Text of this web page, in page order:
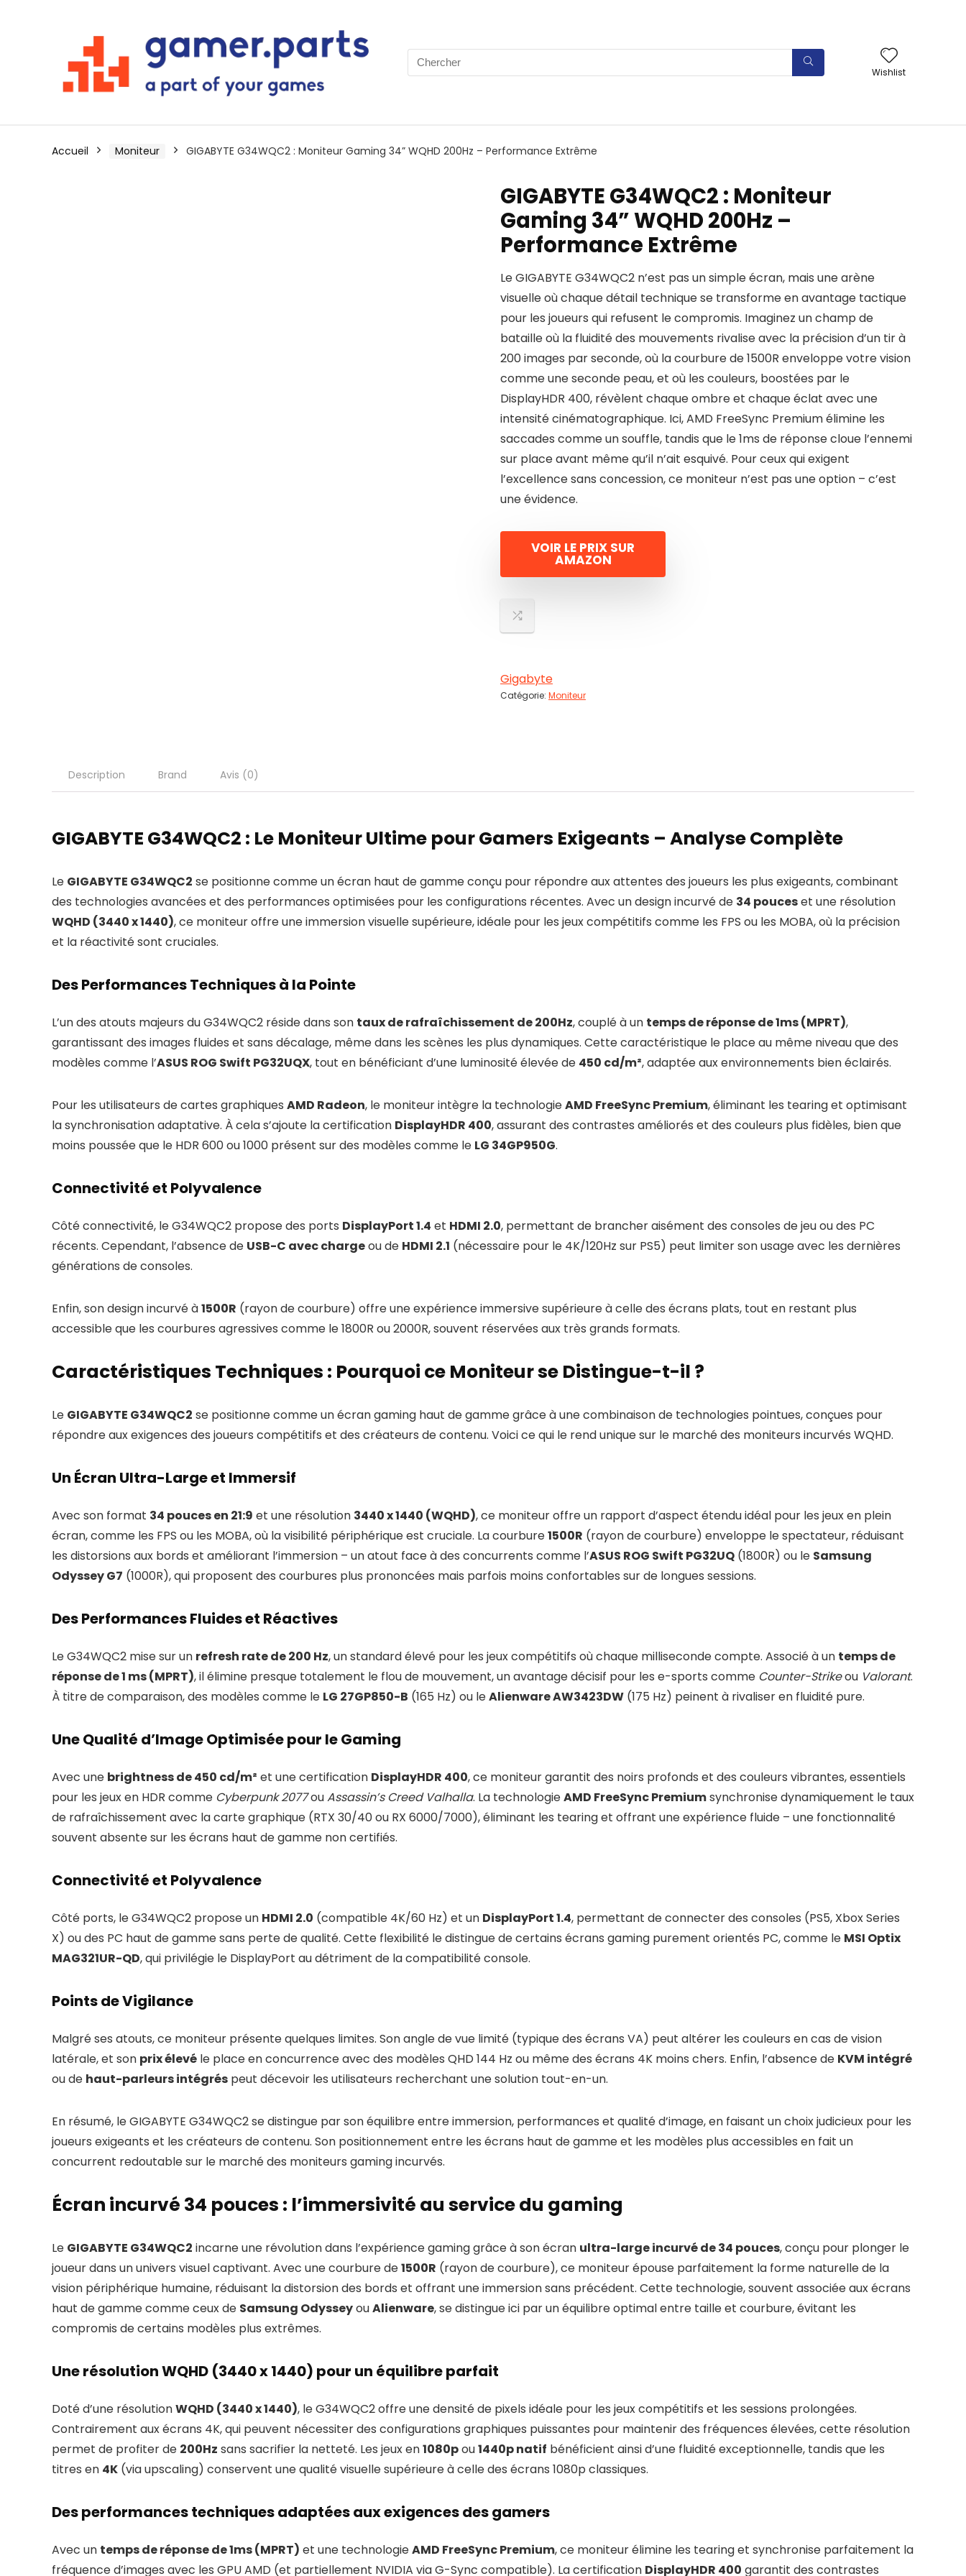
Search
for:
Wishlist
Accueil Moniteur GIGABYTE G34WQC2 : Moniteur Gaming 34” WQHD 200Hz – Performance Extrême
GIGABYTE G34WQC2 : Moniteur
Gaming 34” WQHD 200Hz –
Performance Extrême
Le GIGABYTE G34WQC2 n’est pas un simple écran, mais une arène
visuelle où chaque détail technique se transforme en avantage tactique
pour les joueurs qui refusent le compromis. Imaginez un champ de
bataille où la fluidité des mouvements rivalise avec la précision d’un tir à
200 images par seconde, où la courbure de 1500R enveloppe votre vision
comme une seconde peau, et où les couleurs, boostées par le
DisplayHDR 400, révèlent chaque ombre et chaque éclat avec une
intensité cinématographique. Ici, AMD FreeSync Premium élimine les
saccades comme un souffle, tandis que le 1ms de réponse cloue l’ennemi
sur place avant même qu’il n’ait esquivé. Pour ceux qui exigent
l’excellence sans concession, ce moniteur n’est pas une option – c’est
une évidence.
VOIR LE PRIX SUR
AMAZON
Gigabyte
Catégorie: Moniteur
Description Brand Avis (0)
GIGABYTE G34WQC2 : Le Moniteur Ultime pour Gamers Exigeants – Analyse Complète
Le GIGABYTE G34WQC2 se positionne comme un écran haut de gamme conçu pour répondre aux attentes des joueurs les plus exigeants, combinant
des technologies avancées et des performances optimisées pour les configurations récentes. Avec un design incurvé de 34 pouceset une résolution
WQHD (3440 x 1440), ce moniteur offre une immersion visuelle supérieure, idéale pour les jeux compétitifs comme les FPS ou les MOBA, où la précision
et la réactivité sont cruciales.
Des Performances Techniques à la Pointe
L’un des atouts majeurs du G34WQC2 réside dans son taux de rafraîchissement de 200Hz, couplé à un temps de réponse de 1ms (MPRT),
garantissant des images fluides et sans décalage, même dans les scènes les plus dynamiques. Cette caractéristique le place au même niveau que des
modèles comme l’ASUS ROG Swift PG32UQX, tout en bénéficiant d’une luminosité élevée de 450 cd/m², adaptée aux environnements bien éclairés.
Pour les utilisateurs de cartes graphiques AMD Radeon, le moniteur intègre la technologieAMD FreeSync Premium, éliminant les tearing et optimisant
la synchronisation adaptative. À cela s’ajoute la certification DisplayHDR 400, assurant des contrastes améliorés et des couleurs plus fidèles, bien que
moins poussée que le HDR 600 ou 1000 présent sur des modèles comme le LG 34GP950G.
Connectivité et Polyvalence
Côté connectivité, le G34WQC2 propose des ports DisplayPort 1.4 et HDMI 2.0, permettant de brancher aisément des consoles de jeu ou des PC
récents. Cependant, l’absence de USB-C avec chargeou de HDMI 2.1 (nécessaire pour le 4K/120Hz sur PS5) peut limiter son usage avec les dernières
générations de consoles.
Enfin, son design incurvé à1500R (rayon de courbure) offre une expérience immersive supérieure à celle des écrans plats, tout en restant plus
accessible que les courbures agressives comme le 1800R ou 2000R, souvent réservées aux très grands formats.
Caractéristiques Techniques : Pourquoi ce Moniteur se Distingue-t-il ?
Le GIGABYTE G34WQC2 se positionne comme un écran gaming haut de gamme grâce à une combinaison de technologies pointues, conçues pour
répondre aux exigences des joueurs compétitifs et des créateurs de contenu. Voici ce qui le rend unique sur le marché des moniteurs incurvés WQHD.
Un Écran Ultra-Large et Immersif
Avec son format 34 pouces en 21:9 et une résolution 3440 x 1440 (WQHD), ce moniteur offre un rapport d’aspect étendu idéal pour les jeux en plein
écran, comme les FPS ou les MOBA, où la visibilité périphérique est cruciale. La courbure1500R (rayon de courbure) enveloppe le spectateur, réduisant
les distorsions aux bords et améliorant l’immersion – un atout face à des concurrents comme l’ASUS ROG Swift PG32UQ (1800R) ou le Samsung
Odyssey G7 (1000R), qui proposent des courbures plus prononcées mais parfois moins confortables sur de longues sessions.
Des Performances Fluides et Réactives
Le G34WQC2 mise sur un refresh rate de 200 Hz, un standard élevé pour les jeux compétitifs où chaque milliseconde compte. Associé à un temps de
réponse de 1 ms (MPRT), il élimine presque totalement le flou de mouvement, un avantage décisif pour les e-sports comme Counter-Strikeou Valorant.
À titre de comparaison, des modèles comme le LG 27GP850-B (165 Hz) ou leAlienware AW3423DW (175 Hz) peinent à rivaliser en fluidité pure.
Une Qualité d’Image Optimisée pour le Gaming
Avec une brightness de 450 cd/m² et une certification DisplayHDR 400, ce moniteur garantit des noirs profonds et des couleurs vibrantes, essentiels
pour les jeux en HDR comme Cyberpunk 2077ouAssassin’s Creed Valhalla. La technologieAMD FreeSync Premiumsynchronise dynamiquement le taux
de rafraîchissement avec la carte graphique (RTX 30/40 ou RX 6000/7000), éliminant les tearing et offrant une expérience fluide – une fonctionnalité
souvent absente sur les écrans haut de gamme non certifiés.
Connectivité et Polyvalence
Côté ports, le G34WQC2 propose un HDMI 2.0 (compatible 4K/60 Hz) et un DisplayPort 1.4, permettant de connecter des consoles (PS5, Xbox Series
X) ou des PC haut de gamme sans perte de qualité. Cette flexibilité le distingue de certains écrans gaming purement orientés PC, comme le MSI Optix
MAG321UR-QD, qui privilégie le DisplayPort au détriment de la compatibilité console.
Points de Vigilance
Malgré ses atouts, ce moniteur présente quelques limites. Son angle de vue limité (typique des écrans VA) peut altérer les couleurs en cas de vision
latérale, et son prix élevé le place en concurrence avec des modèles QHD 144 Hz ou même des écrans 4K moins chers. Enfin, l’absence de KVM intégré
ou de haut-parleurs intégrés peut décevoir les utilisateurs recherchant une solution tout-en-un.
En résumé, le GIGABYTE G34WQC2 se distingue par son équilibre entre immersion, performances et qualité d’image, en faisant un choix judicieux pour les
joueurs exigeants et les créateurs de contenu. Son positionnement entre les écrans haut de gamme et les modèles plus accessibles en fait un
concurrent redoutable sur le marché des moniteurs gaming incurvés.
Écran incurvé 34 pouces : l’immersivité au service du gaming
Le GIGABYTE G34WQC2 incarne une révolution dans l’expérience gaming grâce à son écran ultra-large incurvé de 34 pouces, conçu pour plonger le
joueur dans un univers visuel captivant. Avec une courbure de1500R (rayon de courbure), ce moniteur épouse parfaitement la forme naturelle de la
vision périphérique humaine, réduisant la distorsion des bords et offrant une immersion sans précédent. Cette technologie, souvent associée aux écrans
haut de gamme comme ceux de Samsung OdysseyouAlienware, se distingue ici par un équilibre optimal entre taille et courbure, évitant les
compromis de certains modèles plus extrêmes.
Une résolution WQHD (3440 x 1440) pour un équilibre parfait
Doté d’une résolutionWQHD (3440 x 1440), le G34WQC2 offre une densité de pixels idéale pour les jeux compétitifs et les sessions prolongées.
Contrairement aux écrans 4K, qui peuvent nécessiter des configurations graphiques puissantes pour maintenir des fréquences élevées, cette résolution
permet de profiter de 200Hz sans sacrifier la netteté. Les jeux en1080pou1440p natif bénéficient ainsi d’une fluidité exceptionnelle, tandis que les
titres en 4K (via upscaling) conservent une qualité visuelle supérieure à celle des écrans 1080p classiques.
Des performances techniques adaptées aux exigences des gamers
Avec un temps de réponse de 1ms (MPRT) et une technologieAMD FreeSync Premium, ce moniteur élimine les tearing et synchronise parfaitement la
fréquence d’images avec les GPU AMD (et partiellement NVIDIA via G-Sync compatible). La certification DisplayHDR 400 garantit des contrastes